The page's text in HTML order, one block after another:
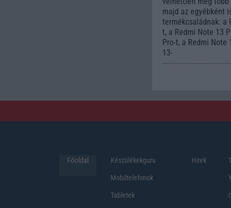
majd az egyébként
termékcsaládnak: a
t, a Redmi Note 13
Pro-t, a Redmi Note
13-
Főoldal Készülékekguru
Mobiltelefonok
Tabletek
Hirek